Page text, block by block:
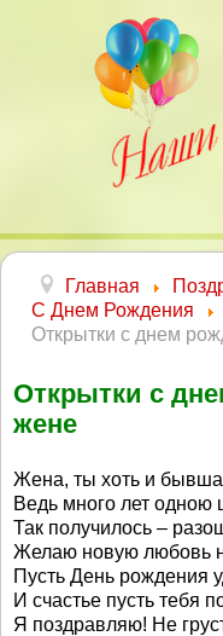
Главная
С Днем Рождения
Открытки с днем
Открытки с
жене
Жена, ты хоть и
Ведь много лет одною
Так получилось –
Желаю новую любовь
Пусть День рождения
И счастье пусть тебя
Я поздравляю! Не